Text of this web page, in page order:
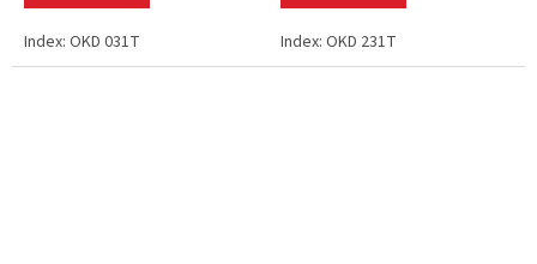
Index: OKD 031T Index: OKD 231T